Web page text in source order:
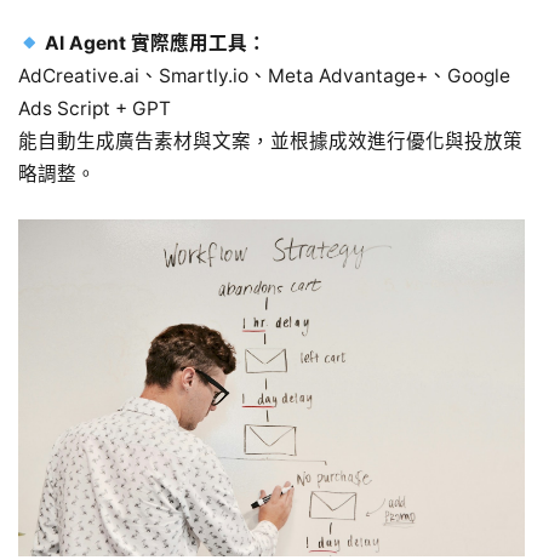
AI Agent 實際應用工具：
AdCreative.ai、Smartly.io、Meta Advantage+、Google
Ads Script + GPT
能自動生成廣告素材與文案，並根據成效進行優化與投放策
略調整。